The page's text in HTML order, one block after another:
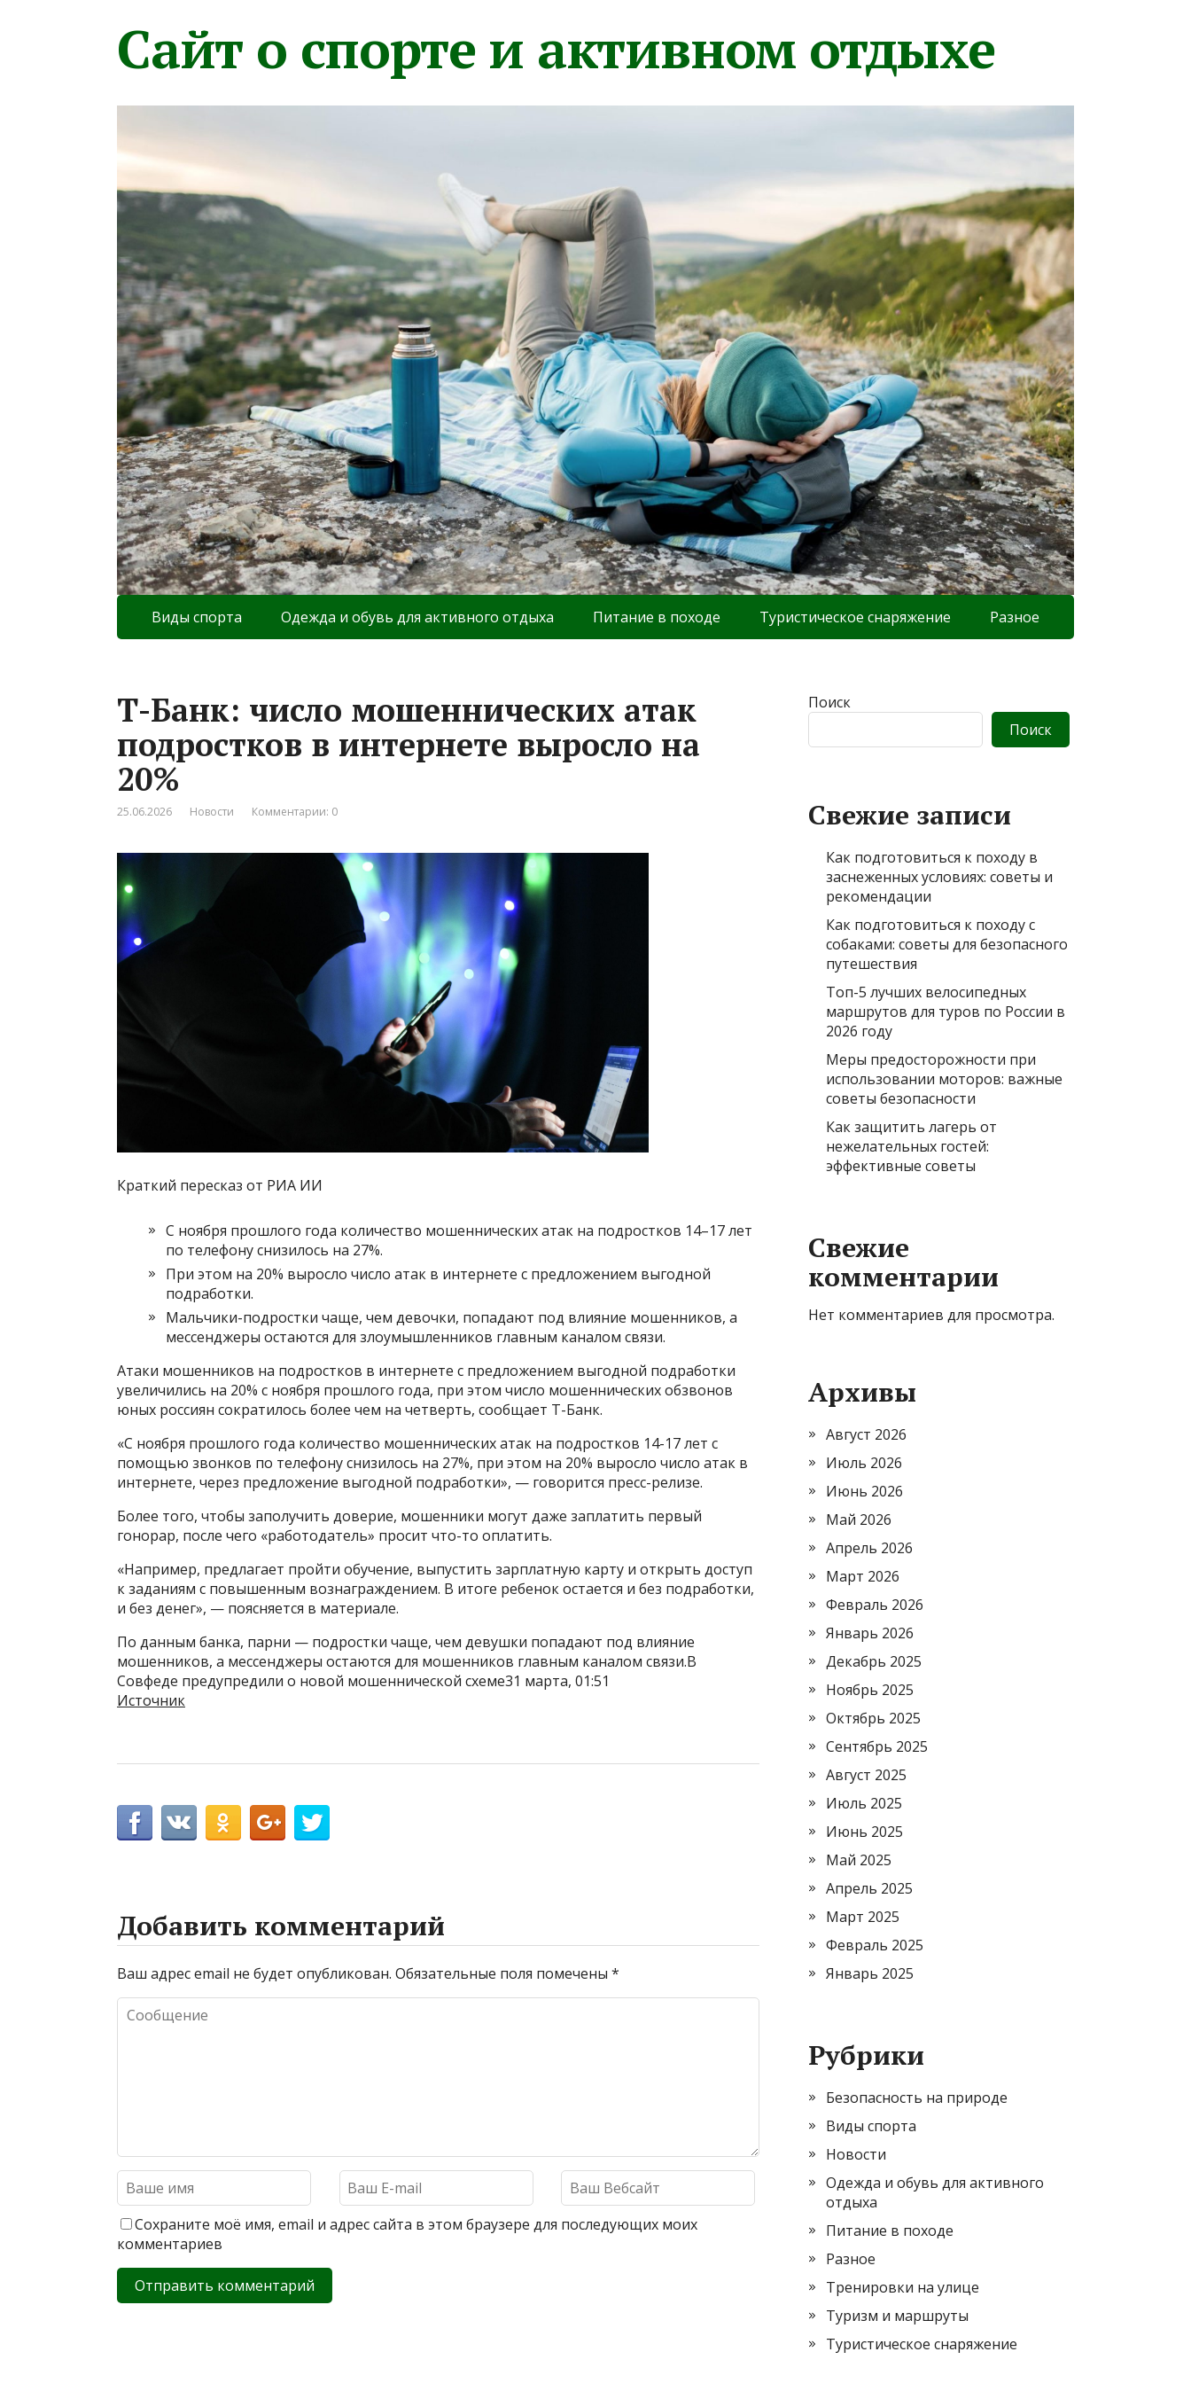
Сайт о спорте и активном отдыхе
Виды спорта Одежда и обувь для активного отдыха Питание в походе Туристическое снаряжение Разное
Т-Банк: число мошеннических атак
подростков в интернете выросло на
20%
25.06.2026 Новости Комментарии: 0
Краткий пересказ от РИА ИИ
С ноября прошлого года количество мошеннических атак на подростков 14–17 лет
по телефону снизилось на 27%.
При этом на 20% выросло число атак в интернете с предложением выгодной
подработки.
Мальчики-подростки чаще, чем девочки, попадают под влияние мошенников, а
мессенджеры остаются для злоумышленников главным каналом связи.
Атаки мошенников на подростков в интернете с предложением выгодной подработки
увеличились на 20% с ноября прошлого года, при этом число мошеннических обзвонов
юных россиян сократилось более чем на четверть, сообщает Т-Банк.
«С ноября прошлого года количество мошеннических атак на подростков 14-17 лет с
помощью звонков по телефону снизилось на 27%, при этом на 20% выросло число атак в
интернете, через предложение выгодной подработки», — говорится пресс-релизе.
Более того, чтобы заполучить доверие, мошенники могут даже заплатить первый
гонорар, после чего «работодатель» просит что⁠-⁠то оплатить.
«Например, предлагает пройти обучение, выпустить зарплатную карту и открыть доступ
к заданиям с повышенным вознаграждением. В итоге ребенок остается и без подработки,
и без денег», — поясняется в материале.
По данным банка, парни — подростки чаще, чем девушки попадают под влияние
мошенников, а мессенджеры остаются для мошенников главным каналом связи.В
Совфеде предупредили о новой мошеннической схеме31 марта, 01:51
Источник
Добавить комментарий
Ваш адрес email не будет опубликован. Обязательные поля помечены *
Сохраните моё имя, email и адрес сайта в этом браузере для последующих моих
комментариев
Поиск
Поиск
Свежие записи
Как подготовиться к походу в
заснеженных условиях: советы и
рекомендации
Как подготовиться к походу с
собаками: советы для безопасного
путешествия
Топ-5 лучших велосипедных
маршрутов для туров по России в
2026 году
Меры предосторожности при
использовании моторов: важные
советы безопасности
Как защитить лагерь от
нежелательных гостей:
эффективные советы
Свежие
комментарии
Нет комментариев для просмотра.
Архивы
Август 2026
Июль 2026
Июнь 2026
Май 2026
Апрель 2026
Март 2026
Февраль 2026
Январь 2026
Декабрь 2025
Ноябрь 2025
Октябрь 2025
Сентябрь 2025
Август 2025
Июль 2025
Июнь 2025
Май 2025
Апрель 2025
Март 2025
Февраль 2025
Январь 2025
Рубрики
Безопасность на природе
Виды спорта
Новости
Одежда и обувь для активного
отдыха
Питание в походе
Разное
Тренировки на улице
Туризм и маршруты
Туристическое снаряжение